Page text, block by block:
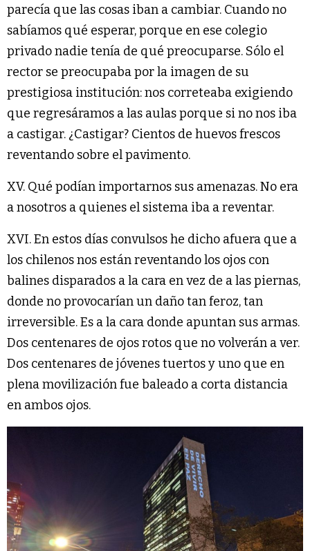
parecía que las cosas iban a cambiar. Cuando no
sabíamos qué esperar, porque en ese colegio
privado nadie tenía de qué preocuparse. Sólo el
rector se preocupaba por la imagen de su
prestigiosa institución: nos correteaba exigiendo
que regresáramos a las aulas porque si no nos iba
a castigar. ¿Castigar? Cientos de huevos frescos
reventando sobre el pavimento.
XV. Qué podían importarnos sus amenazas. No era
a nosotros a quienes el sistema iba a reventar.
XVI. En estos días convulsos he dicho afuera que a
los chilenos nos están reventando los ojos con
balines disparados a la cara en vez de a las piernas,
donde no provocarían un daño tan feroz, tan
irreversible. Es a la cara donde apuntan sus armas.
Dos centenares de ojos rotos que no volverán a ver.
Dos centenares de jóvenes tuertos y uno que en
plena movilización fue baleado a corta distancia
en ambos ojos.